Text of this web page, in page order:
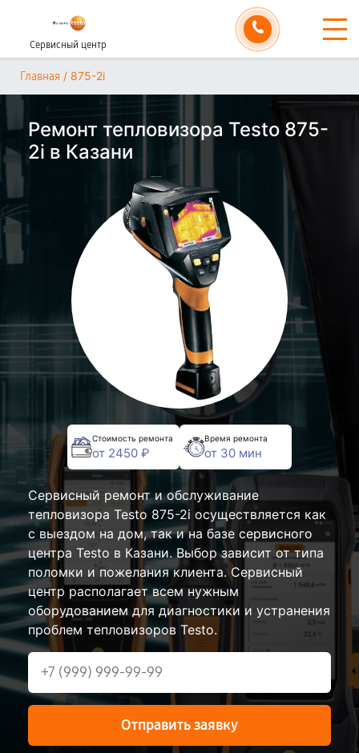
Сервисный центр
Главная / 875-2i
Ремонт тепловизора Testo 875-
2i в Казани
Стоимость ремонта
от 2450 ₽
Время ремонта
от 30 мин
Сервисный ремонт и обслуживание
тепловизора Testo 875-2i осуществляется как
с выездом на дом, так и на базе сервисного
центра Testo в Казани. Выбор зависит от типа
поломки и пожелания клиента. Сервисный
центр располагает всем нужным
оборудованием для диагностики и устранения
проблем тепловизоров Testo.
Отправить заявку